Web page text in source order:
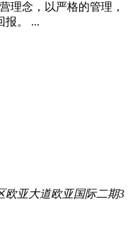
理念，以严格的管理，
报。 ...
欧亚大道欧亚国际二期3